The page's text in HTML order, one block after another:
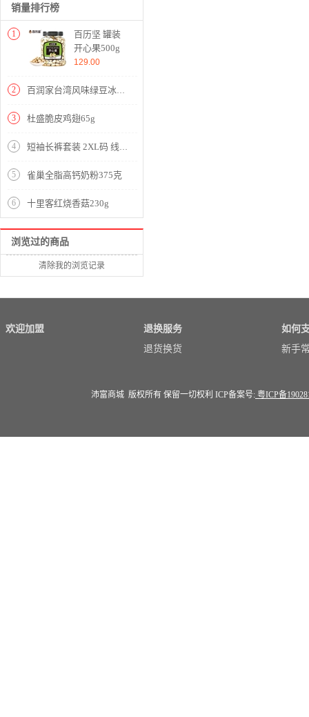
销量排行榜
1
百历坚 罐装
开心果500g
大颗粒原色开
129.00
2 百润家台湾风味绿豆冰沙300ml
3 杜盛脆皮鸡翅65g
4 短袖长裤套装 2XL码 线条蓝
5 雀巢全脂高钙奶粉375克
6 十里客红烧香菇230g
浏览过的商品
清除我的浏览记录
欢迎加盟
退换服务
退货换货
如何
新手
沛富商城 版权所有 保留一切权利 ICP备案号: 粤ICP备